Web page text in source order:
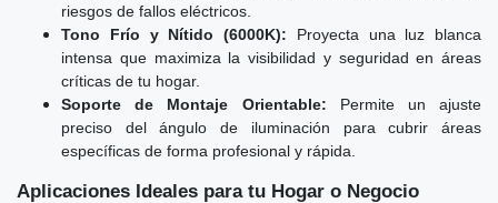
riesgos de fallos eléctricos.
Tono Frío y Nítido (6000K): Proyecta una luz blanca
intensa que maximiza la visibilidad y seguridad en áreas
críticas de tu hogar.
Soporte de Montaje Orientable: Permite un ajuste
preciso del ángulo de iluminación para cubrir áreas
específicas de forma profesional y rápida.
Aplicaciones Ideales para tu Hogar o Negocio